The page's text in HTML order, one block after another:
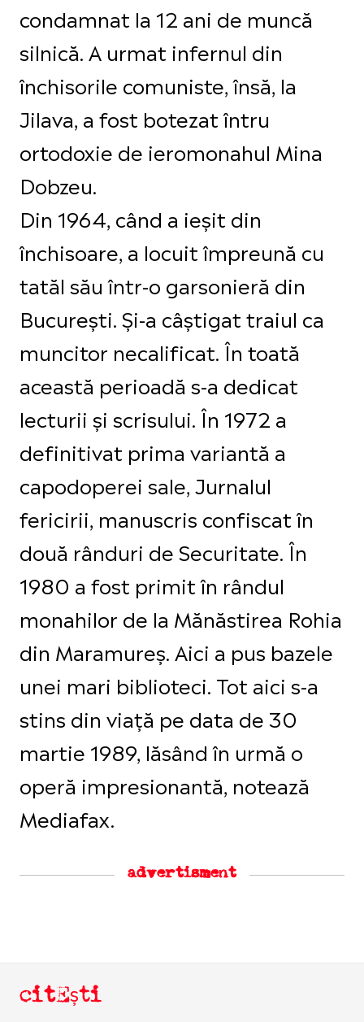
condamnat la 12 ani de muncă
silnică. A urmat infernul din
închisorile comuniste, însă, la
Jilava, a fost botezat întru
ortodoxie de ieromonahul Mina
Dobzeu.
Din 1964, când a ieşit din
închisoare, a locuit împreună cu
tatăl său într-o garsonieră din
Bucureşti. Și-a câștigat traiul ca
muncitor necalificat. În toată
această perioadă s-a dedicat
lecturii şi scrisului. În 1972 a
definitivat prima variantă a
capodoperei sale, Jurnalul
fericirii, manuscris confiscat în
două rânduri de Securitate. În
1980 a fost primit în rândul
monahilor de la Mănăstirea Rohia
din Maramureş. Aici a pus bazele
unei mari biblioteci. Tot aici s-a
stins din viaţă pe data de 30
martie 1989, lăsând în urmă o
operă impresionantă, notează
Mediafax.
advertisment
citEști